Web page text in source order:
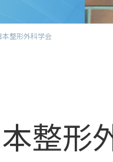
整形外科学会
整形